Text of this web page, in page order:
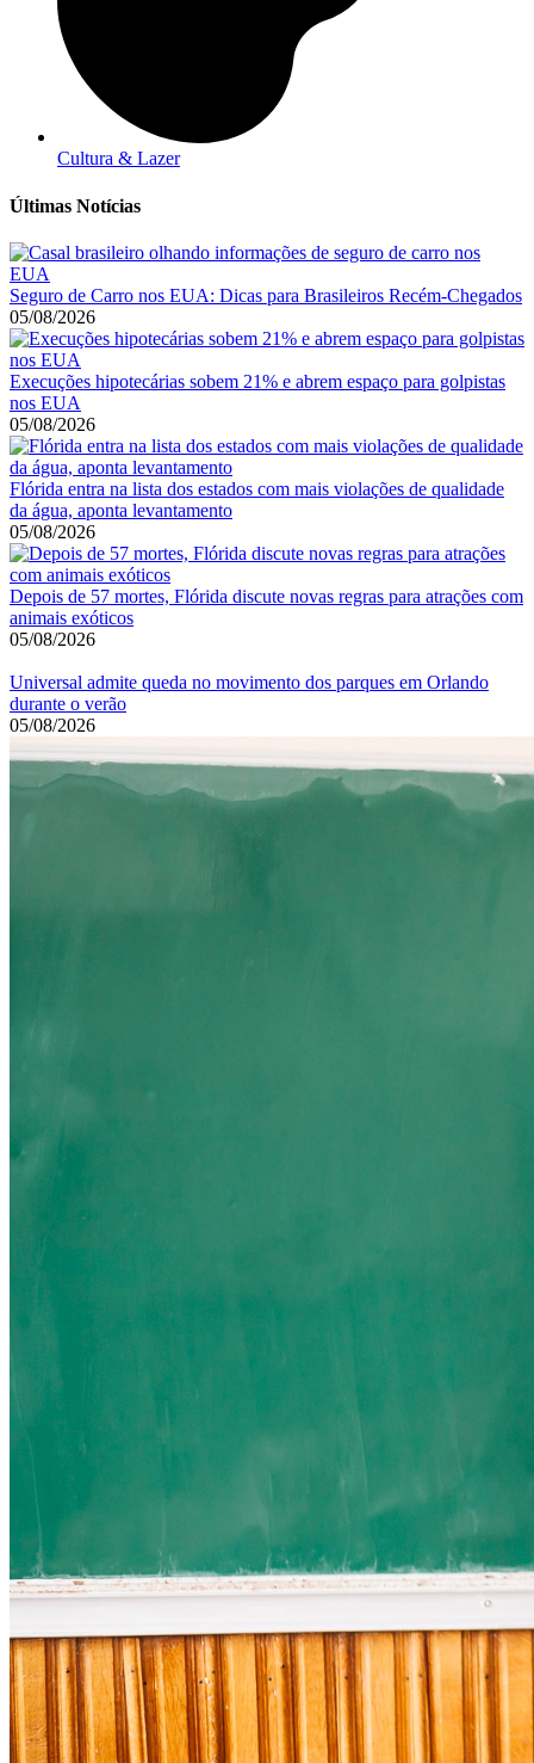
Cultura & Lazer
Últimas Notícias
Seguro de Carro nos EUA: Dicas para Brasileiros Recém-Chegados
05/08/2026
Execuções hipotecárias sobem 21% e abrem espaço para golpistas
nos EUA
05/08/2026
Flórida entra na lista dos estados com mais violações de qualidade
da água, aponta levantamento
05/08/2026
Depois de 57 mortes, Flórida discute novas regras para atrações com
animais exóticos
05/08/2026
Universal admite queda no movimento dos parques em Orlando
durante o verão
05/08/2026